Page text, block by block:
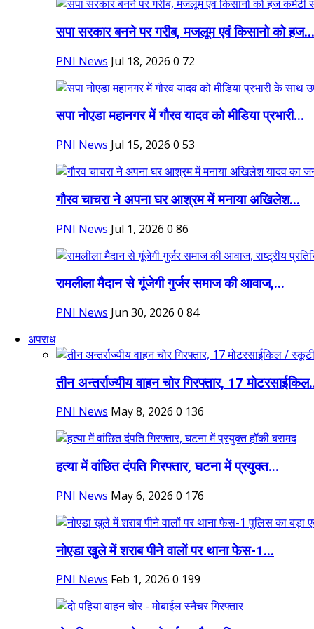
सपा सरकार बनने पर गरीब, मजलूम एवं किसानो को हज...
PNI News Jul 18, 2026 0 72
सपा नोएडा महानगर में गौरव यादव को मीडिया प्रभारी...
PNI News Jul 15, 2026 0 53
गौरव चाचरा ने अपना घर आश्रम में मनाया अखिलेश...
PNI News Jul 1, 2026 0 86
रामलीला मैदान से गूंजेगी गुर्जर समाज की आवाज,...
PNI News Jun 30, 2026 0 84
अपराध
तीन अन्तर्राज्यीय वाहन चोर गिरफ्तार, 17
PNI News May 8, 2026 0 136
हत्या में वांछित दंपति गिरफ्तार, घटना में प्रयुक्त...
PNI News May 6, 2026 0 176
नोएडा खुले में शराब पीने वालों पर थाना फेस-1...
PNI News Feb 1, 2026 0 199